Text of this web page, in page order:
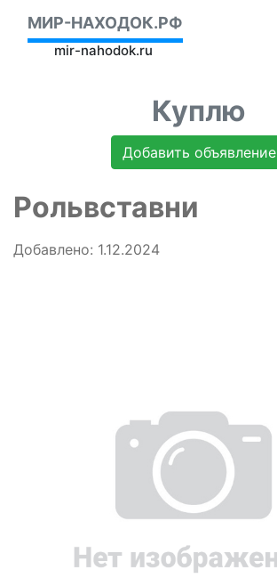
МИР-НАХОДОК.РФ
mir-nahodok.ru
Куплю
Добавить объявление
Рольвставни
Добавлено: 1.12.2024